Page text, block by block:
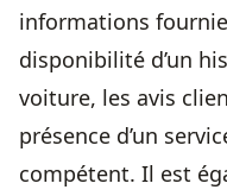
informations
disponibilité d’un
voiture, les avis
présence d’un
compétent. Il est